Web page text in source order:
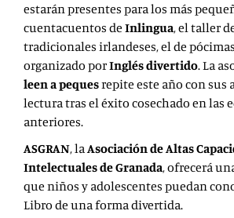
estarán presentes para los más
cuentacuentos de Inlingua, el taller
tradicionales irlandeses, el de
organizado porInglés divertido. La
leen a pequesrepite este año con sus
lecturatras el éxito cosechado en las
anteriores.
ASGRAN, laAsociación de Altas
Intelectuales de Granada, ofrecerá
que niños y adolescentes puedan
Libro de una forma divertida.